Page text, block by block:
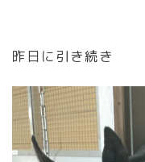
昨日に引き続き